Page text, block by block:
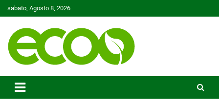
to
sabato, Agosto 8, 2026
Ecoo.it